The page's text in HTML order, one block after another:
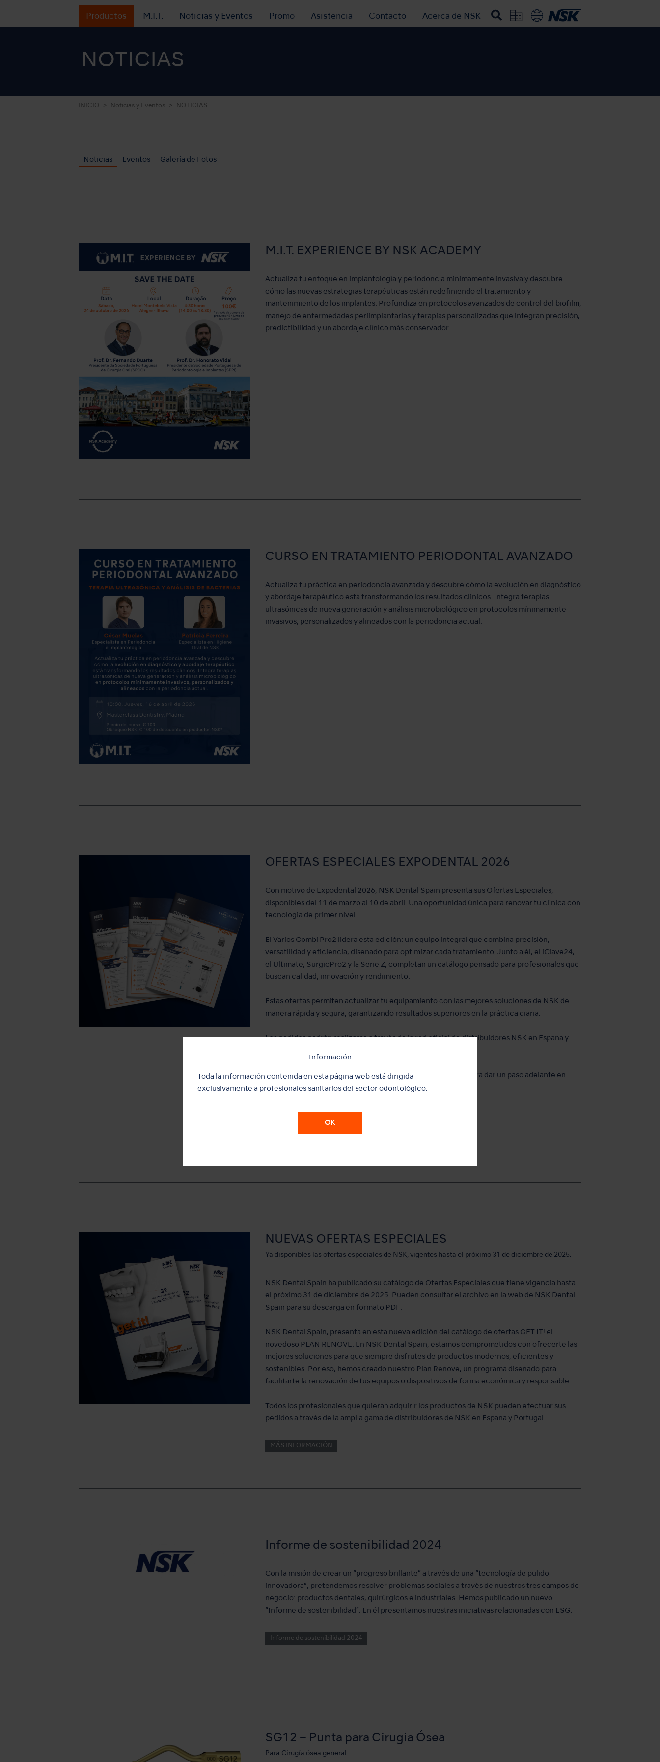
Información
Toda la información contenida en esta página web está dirigida
exclusivamente a profesionales sanitarios del sector odontológico.
OK
Productos M.I.T. Noticias y Eventos Promo Asistencia Contacto Acerca de NSK
NOTICIAS
INICIO Noticias y Eventos NOTICIAS
Noticias Eventos Galería de Fotos
M.I.T. EXPERIENCE BY NSK ACADEMY
Actualiza tu enfoque en implantología y periodoncia mínimamente invasiva y descubre
cómo las nuevas estrategias terapéuticas están redefiniendo el tratamiento y
mantenimiento de los implantes. Profundiza en protocolos avanzados de control del biofilm,
manejo de enfermedades periimplantarias y terapias personalizadas que integran precisión,
predictibilidad y un abordaje clínico más conservador.
CURSO EN TRATAMIENTO PERIODONTAL AVANZADO
Actualiza tu práctica en periodoncia avanzada y descubre cómo la evolución en diagnóstico
y abordaje terapéutico está transformando los resultados clínicos. Integra terapias
ultrasónicas de nueva generación y análisis microbiológico en protocolos mínimamente
invasivos, personalizados y alineados con la periodoncia actual.
OFERTAS ESPECIALES EXPODENTAL 2026
Con motivo de Expodental 2026, NSK Dental Spain presenta sus Ofertas Especiales,
disponibles del 11 de marzo al 10 de abril. Una oportunidad única para renovar tu clínica con
tecnología de primer nivel.
El Varios Combi Pro2 lidera esta edición: un equipo integral que combina precisión,
versatilidad y eficiencia, diseñado para optimizar cada tratamiento. Junto a él, el iClave24,
el Ultimate, SurgicPro2 y la Serie Z, completan un catálogo pensado para profesionales que
buscan calidad, innovación y rendimiento.
Estas ofertas permiten actualizar tu equipamiento con las mejores soluciones de NSK de
manera rápida y segura, garantizando resultados superiores en la práctica diaria.
Los pedidos podrán realizarse a través de la red oficial de distribuidores NSK en España y
Del 11 de marzo al 10 de abril, aprovecha esta oportunidad para dar un paso adelante en
tecnología dental.
El futuro de la odontología empieza aquí.
NUEVAS OFERTAS ESPECIALES
Ya disponibles las ofertas especiales de NSK, vigentes hasta el próximo 31 de diciembre de 2025.
NSK Dental Spain ha publicado su catálogo de Ofertas Especiales que tiene vigencia hasta
el próximo 31 de diciembre de 2025. Pueden consultar el archivo en la web de NSK Dental
Spain para su descarga en formato PDF.
NSK Dental Spain, presenta en esta nueva edición del catálogo de ofertas GET IT! el
novedoso PLAN RENOVE. En NSK Dental Spain, estamos comprometidos con ofrecerte las
mejores soluciones para que siempre disfrutes de productos modernos, eficientes y
sostenibles. Por eso, hemos creado nuestro Plan Renove, un programa diseñado para
facilitarte la renovación de tus equipos o dispositivos de forma económica y responsable.
Todos los profesionales que quieran adquirir los productos de NSK pueden efectuar sus
pedidos a través de la amplia gama de distribuidores de NSK en España y Portugal.
MÁS INFORMACIÓN
Informe de sostenibilidad 2024
Con la misión de crear un “progreso brillante” a través de una “tecnología de pulido
innovadora”, pretendemos resolver problemas sociales a través de nuestros tres campos de
negocio: productos dentales, quirúrgicos e industriales. Hemos publicado un nuevo
“Informe de sostenibilidad”. En él presentamos nuestras iniciativas relacionadas con ESG.
Informe de sostenibilidad 2024
SG12 – Punta para Cirugía Ósea
Para Cirugía ósea general